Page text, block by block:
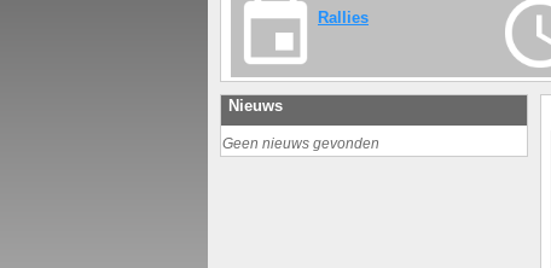
Rallies
Nieuws
Geen nieuws gevonden